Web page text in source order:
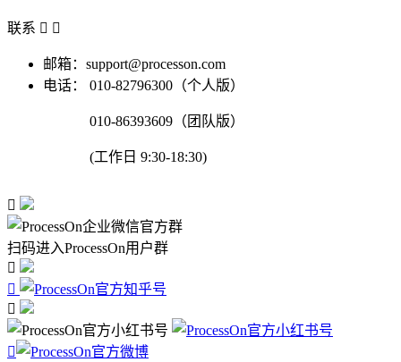
联系  
邮箱：support@processon.com
电话：
010-82796300（个人版）
010-86393609（团队版）
(工作日 9:30-18:30)

扫码进入ProcessOn用户群



